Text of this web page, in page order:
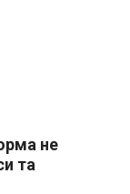
не
та